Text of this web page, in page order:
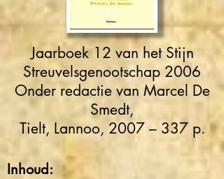
Jaarboek 12 van het Stijn
Streuvelsgenootschap 2006
Onder redactie van Marcel De
Smedt,
Tielt, Lannoo, 2007 – 337 p.
Inhoud: